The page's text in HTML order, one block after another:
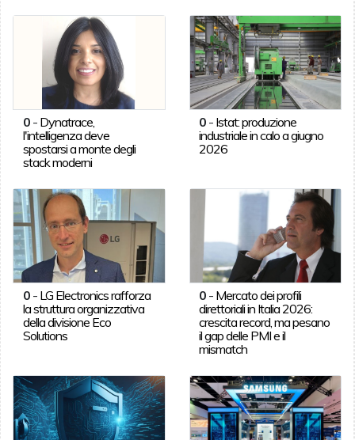
0- Dynatrace,
l'intelligenza deve
spostarsi a monte degli
stack moderni
0 - Istat: produzione
industriale in calo a giugno
2026
0- LG Electronics rafforza
la struttura organizzativa
della divisione Eco
Solutions
0 - Mercato dei profili
direttoriali in Italia 2026:
crescita record, ma pesano
il gap delle PMI e il
mismatch